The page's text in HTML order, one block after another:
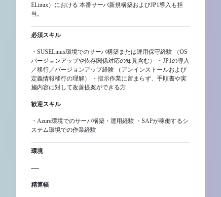
ELinux）における 本番サーバ新規構築およびJP1導入も担
当。
必須スキル
・SUSELinux環境でのサーバ構築または運用保守経験 （OS
バージョンアップや依存関係対応の知見含む） ・JP1の導入
／移行／バージョンアップ経験 （アンインストールおよび
定義情報移行の理解） ・指示作業に留まらず、手順書や実
施内容に対して改善提案ができる方
歓迎スキル
・Azure環境でのサーバ構築・運用経験 ・SAPが稼働するシ
ステム環境での作業経験
環境
----
精算幅